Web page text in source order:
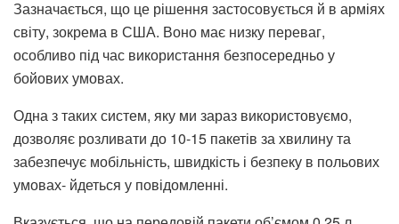
Зазначається, що це рішення застосовується й в арміях
світу, зокрема в США. Воно має низку переваг,
особливо під час використання безпосередньо у
бойових умовах.
Одна з таких систем, яку ми зараз використовуємо,
дозволяє розливати до 10-15 пакетів за хвилину та
забезпечує мобільність, швидкість і безпеку в польових
умовах- йдеться у повідомленні.